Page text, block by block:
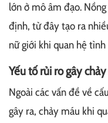
lớn ở mô âm đạo.
định, từ đây tạo ra
nữ giới khi quan hệ
Yếu tố rủi ro gây
Ngoài các vấn đề về
gây ra, chảy máu khi